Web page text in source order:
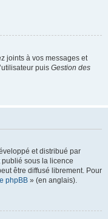
joints à vos messages et
puis Gestion des
et distribué par
publié sous la licence
être diffusé librement. Pour
phpBB » (en anglais).